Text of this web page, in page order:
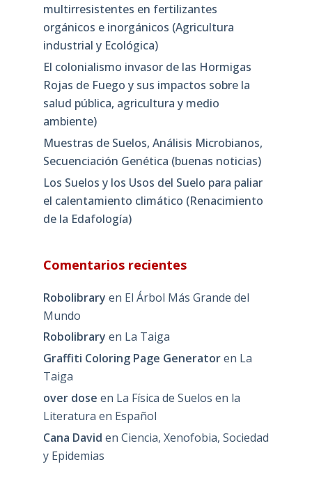
multirresistentes en fertilizantes
orgánicos e inorgánicos (Agricultura
industrial y Ecológica)
El colonialismo invasor de las Hormigas
Rojas de Fuego y sus impactos sobre la
salud pública, agricultura y medio
ambiente)
Muestras de Suelos, Análisis Microbianos,
Secuenciación Genética (buenas noticias)
Los Suelos y los Usos del Suelo para paliar
el calentamiento climático (Renacimiento
de la Edafología)
Comentarios recientes
Robolibrary en El Árbol Más Grande del
Mundo
Robolibrary en La Taiga
Graffiti Coloring Page Generatoren La
Taiga
over dose en La Física de Suelos en la
Literatura en Español
Cana David en Ciencia, Xenofobia, Sociedad
y Epidemias